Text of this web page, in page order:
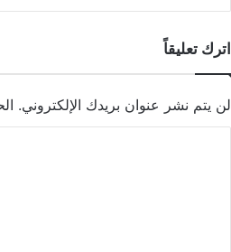
اترك تعليقاً
لن يتم نشر عنوان بريدك الإلكتروني.